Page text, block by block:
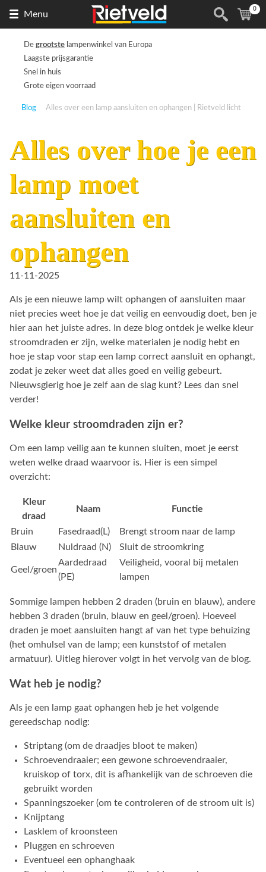
Menu
de
(
0
De grootste lampenwinkel van Europa
Laagste prijsgarantie
Snel in huis
Grote eigen voorraad
Blog Alles over een lamp aansluiten en ophangen | Rietveld licht
Alles over hoe je een
lamp moet
aansluiten en
ophangen
11-11-2025
Als je een nieuwe lamp wilt ophangen of aansluiten maar
niet precies weet hoe je dat veilig en eenvoudig doet, ben je
hier aan het juiste adres. In deze blog ontdek je welke kleur
stroomdraden er zijn, welke materialen je nodig hebt en
hoe je stap voor stap een lamp correct aansluit en ophangt,
zodat je zeker weet dat alles goed en veilig gebeurt.
Nieuwsgierig hoe je zelf aan de slag kunt? Lees dan snel
verder!
Welke kleur stroomdraden zijn er?
Om een lamp veilig aan te kunnen sluiten, moet je eerst
weten welke draad waarvoor is. Hier is een simpel
overzicht:
Kleur
draad
Naam Functie
Bruin Fasedraad(L)
Brengt stroom naar de lamp
Blauw
Nuldraad (N) Sluit de stroomkring
Geel/groen
Aardedraad
(PE)
Veiligheid, vooral bij metalen
lampen
Sommige lampen hebben 2 draden (bruin en blauw), andere
hebben 3 draden (bruin, blauw en geel/groen). Hoeveel
draden je moet aansluiten hangt af van het type behuizing
(het omhulsel van de lamp; een kunststof of metalen
armatuur). Uitleg hierover volgt in het vervolg van de blog.
Wat heb je nodig?
Als je een lamp gaat ophangen heb je het volgende
gereedschap nodig:
Striptang (om de draadjes bloot te maken)
Schroevendraaier; een gewone schroevendraaier,
kruiskop of torx, dit is afhankelijk van de schroeven die
gebruikt worden
Spanningszoeker (om te controleren of de stroom uit is)
Knijptang
Lasklem of kroonsteen
Pluggen en schroeven
Eventueel een ophanghaak